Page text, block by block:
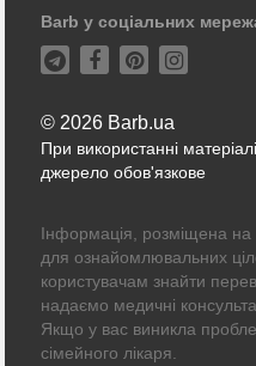
Barb у соціальних
© 2026 Barb.ua
При використанні
джерело обов'язкове
Інформація, розміщена на
для ознайомлювальних
користувачам знайти
надаємо медичні
Якщо у вас виникла
сімейного лікаря.